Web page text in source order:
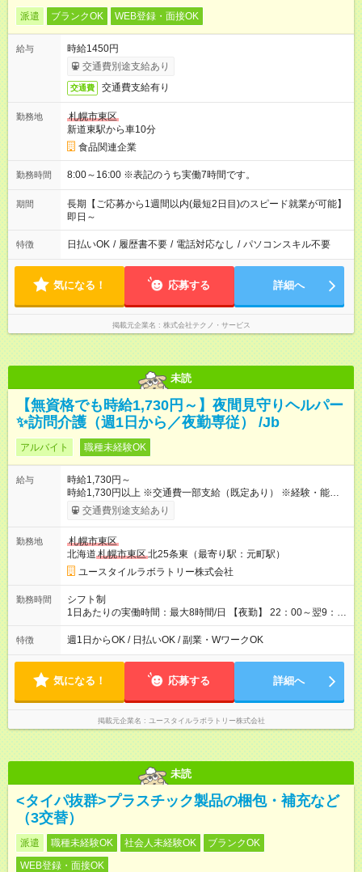
派遣 ブランクOK WEB登録・面接OK
給与
時給1450円
交通費別途支給あり
交通費 交通費支給有り
勤務地
札幌市東区
新道東駅から車10分
食品関連企業
勤務時間 8:00～16:00 ※表記のうち実働7時間です。
期間
長期【ご応募から1週間以内(最短2日目)のスピード就業が可能】
即日～
特徴 日払いOK / 履歴書不要 / 電話対応なし / パソコンスキル不要
気になる！ 応募する 詳細へ
掲載元企業名 株式会社テクノ・サービス
未読
【無資格でも時給1,730円～】夜間見守りヘルパー
✨訪問介護（週1日から／夜勤専従） /Jb
アルバイト 職種未経験OK
給与
時給1,730円～
時給1,730円以上 ※交通費一部支給（既定あり） ※経験・能力を
考慮して決定します 【収入例】 週1回勤務の場合：1,730円×8時
間×4回=5万5,360円 週3回勤務の場合：1,730円×8時間×12回
月 ※ 雇用形態と給与に、本採用時と異なる部分があります。 雇
用形態：本採用時と同じです。 給与：時給 1,510円以上
交通費別途支給あり
勤務地
札幌市東区
北海道 札幌市東区北25条東（最寄り駅：元町駅）
ユースタイルラボラトリー株式会社
勤務時間
シフト制
1日あたりの実働時間：最大8時間/日 【夜勤】 22：00～翌9：
00 ※週1日～OK ／ 夜勤専従 ＊＊ 勤務時間例 ＊＊ ■22時か
ら翌7時 ■23時から翌8時 ■24時から翌9時 など ※上記の時間
ます。 ※曜日固定（毎週同じ曜日での勤務となります）
特徴 週1日からOK / 日払いOK / 副業・WワークOK
気になる！ 応募する 詳細へ
掲載元企業名 ユースタイルラボラトリー株式会社
未読
<タイパ抜群>プラスチック製品の梱包・補充など
（3交替）
派遣 職種未経験OK 社会人未経験OK
ブランクOK
WEB登録・面接OK